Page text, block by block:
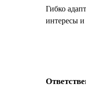
Гибко
интересы